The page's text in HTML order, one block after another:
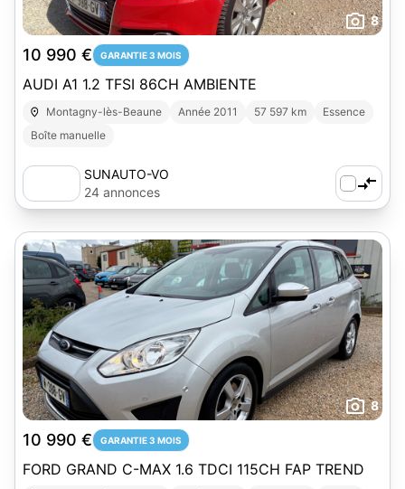
8
10 990 € GARANTIE 3 MOIS
AUDI A1 1.2 TFSI 86CH AMBIENTE
Montagny-lès-Beaune Année 2011 57 597 km
Essence
Boîte manuelle
SUNAUTO-VO
24 annonces
8
10 990 € GARANTIE 3 MOIS
FORD GRAND C-MAX 1.6 TDCI 115CH FAP TREND